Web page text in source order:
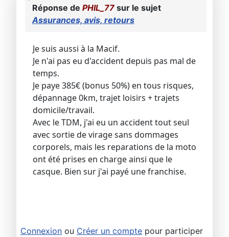
Réponse de PHIL_77 sur le sujet
Assurances, avis, retours
Je suis aussi à la Macif.
Je n'ai pas eu d'accident depuis pas mal de
temps.
Je paye 385€ (bonus 50%) en tous risques,
dépannage 0km, trajet loisirs + trajets
domicile/travail.
Avec le TDM, j'ai eu un accident tout seul
avec sortie de virage sans dommages
corporels, mais les reparations de la moto
ont été prises en charge ainsi que le
casque. Bien sur j'ai payé une franchise.
Connexion ou Créer un compte pour participer